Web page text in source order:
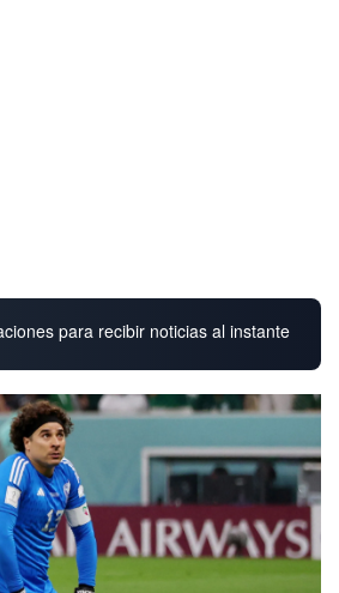
para recibir noticias al instante